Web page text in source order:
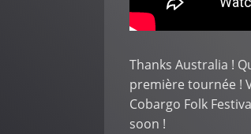
Thanks Australia !
première tournée !
Cobargo Folk
soon !